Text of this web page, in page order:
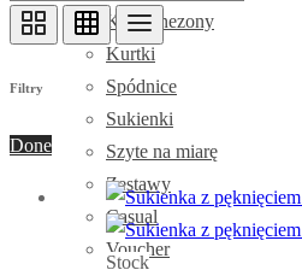
Kombinezony
Kurtki
Spódnice
Sukienki
Szyte na miarę
Zestawy
Casual
Voucher
Filtry
Done
Stock